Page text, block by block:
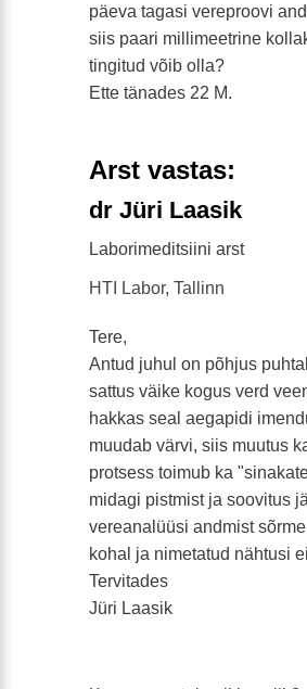
päeva tagasi vereproovi
siis paari millimeetrine
tingitud võib olla?
Ette tänades 22 M.
Arst vastas:
dr Jüri Laasik
Laborimeditsiini arst
HTI Labor, Tallinn
Tere,
Antud juhul on põhjus
sattus väike kogus verd
hakkas seal aegapidi
muudab värvi, siis muutus
protsess toimub ka
midagi pistmist ja soovitus
vereanalüüsi andmist
kohal ja nimetatud nähtusi
Tervitades
Jüri Laasik